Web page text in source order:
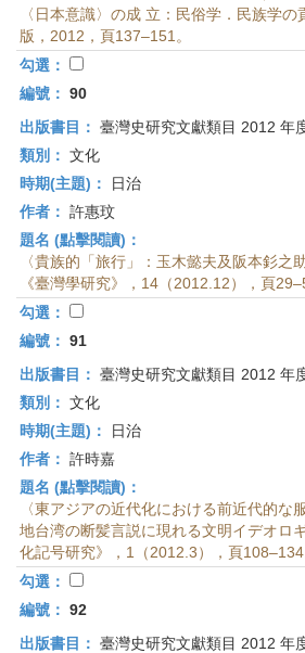
〈日本意識〉の成 立：民俗学．民族学
版，2012，頁137–151。
勾選：
編號： 90
出版書目： 臺灣史研究文獻類目 2012 年
類別： 文化
時期(主題)：
日治
作者： 許惠玟
題名 (點擊閱讀)：
〈貴族的「旅行」：玉木懿夫及阪本釤之
《臺灣學研究》，14（2012.12），頁
勾選：
編號： 91
出版書目： 臺灣史研究文獻類目 2012 年
類別： 文化
時期(主題)：
日治
作者： 許時嘉
題名 (點擊閱讀)：
〈東アジアの近代化における前近代的な
地台湾の断髪言説に現れる文明イデオロ
化記号研究》，1（2012.3），頁108–134
勾選：
編號： 92
出版書目： 臺灣史研究文獻類目 2012 年